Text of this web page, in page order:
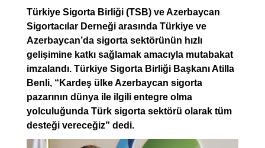
Türkiye Sigorta Birliği (TSB) ve Azerbaycan
Sigortacılar Derneği arasında Türkiye ve
Azerbaycan’da sigorta sektörünün hızlı
gelişimine katkı sağlamak amacıyla mutabakat
imzalandı. Türkiye Sigorta Birliği Başkanı Atilla
Benli, “Kardeş ülke Azerbaycan sigorta
pazarının dünya ile ilgili entegre olma
yolculuğunda Türk sigorta sektörü olarak tüm
desteği vereceğiz” dedi.